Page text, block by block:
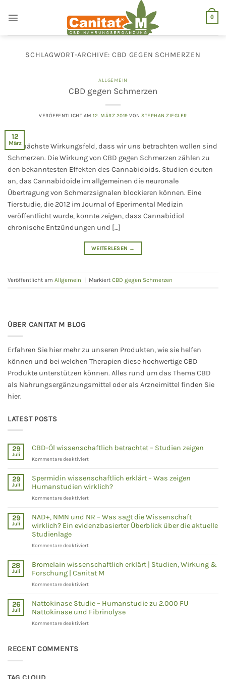
Inhalt
0
SCHLAGWORT-ARCHIVE: CBD GEGEN SCHMERZEN
ALLGEMEIN
CBD gegen Schmerzen
VERÖFFENTLICHT AM12. MÄRZ 2019 VONSTEPHAN ZIEGLER
12
März
Das nächste Wirkungsfeld, dass wir uns betrachten wollen sind
Schmerzen. Die Wirkung von CBD gegen Schmerzen zählen zu
den bekanntesten Effekten des Cannabidoids. Studien deuten
an, das Cannabidoide im allgemeinen die neuronale
Übertragung von Schmerzsignalen blockieren können. Eine
Tierstudie, die 2012 im Journal of Eperimental Medizin
veröffentlicht wurde, konnte zeigen, dass Cannabidiol
chronische Entzündungen und […]
WEITERLESEN →
Veröffentlicht am Allgemein | Markiert CBD gegen Schmerzen
ÜBER CANITAT M BLOG
Erfahren Sie hier mehr zu unseren Produkten, wie sie helfen
können und bei welchen Therapien diese hochwertige CBD
Produkte unterstützen können. Alles rund um das Thema CBD
als Nahrungsergänzungsmittel oder als Arzneimittel finden Sie
hier.
LATEST POSTS
29
Juli
CBD-Öl wissenschaftlich betrachtet – Studien zeigen
Kommentare deaktiviertfür
wissenschaftlich
betrachtet
–
zeigen
29
Juli
Spermidin wissenschaftlich erklärt – Was zeigen
Humanstudien wirklich?
Kommentare deaktiviertfür
wissenschaftlich
erklärt
–
zeigen
wirklich?
29
Juli
NAD+, NMN und NR – Was sagt die Wissenschaft
wirklich? Ein evidenzbasierter Überblick über die aktuelle
Studienlage
Kommentare deaktiviertfür
NMN
und
NR
–
sagt
die
Wissenschaft
wirklich?
28
Juli
Bromelain wissenschaftlich erklärt | Studien, Wirkung &
Forschung | Canitat M
Kommentare deaktiviertfür
wissenschaftlich
erklärt
|
Studien,
26
Juli
Nattokinase Studie – Humanstudie zu 2.000 FU
Nattokinase und Fibrinolyse
Kommentare deaktiviertfür
RECENT COMMENTS